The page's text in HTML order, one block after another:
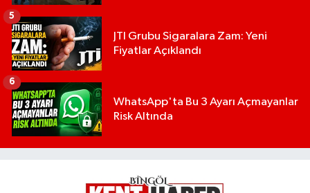
JTI Grubu Sigaralara Zam: Yeni
Fiyatlar Açıklandı
5
WhatsApp'ta Bu 3 Ayarı Açmayanlar
Risk Altında
6